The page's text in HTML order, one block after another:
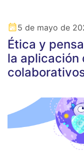
5 de mayo de
Ética y
la aplicación